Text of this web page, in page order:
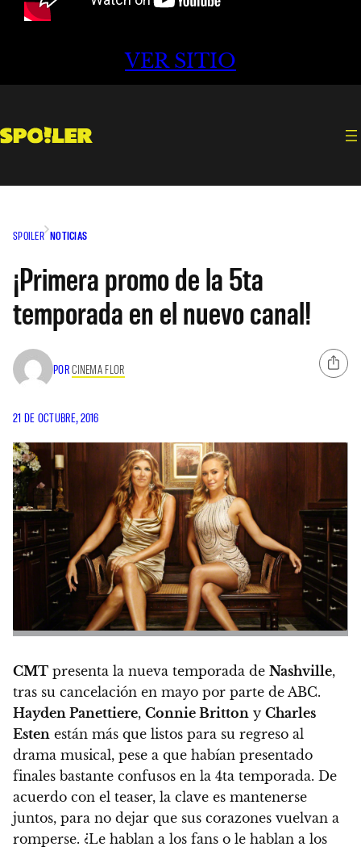
VER SITIO
SPOILER NOTICIAS
¡Primera promo de la 5ta
temporada en el nuevo canal!
PORCINEMA FLOR
21 DE OCTUBRE, 2016
CMT presenta la nueva temporada de Nashville,
tras su cancelación en mayo por parte de ABC.
Hayden Panettiere, Connie Britton y Charles
Esten están más que listos para su regreso al
drama musical, pese a que habían presentado
finales bastante confusos en la 4ta temporada. De
acuerdo con el teaser, la clave es mantenerse
juntos, para no dejar que sus corazones vuelvan a
romperse. ¿Le hablan a los fans o le hablan a los